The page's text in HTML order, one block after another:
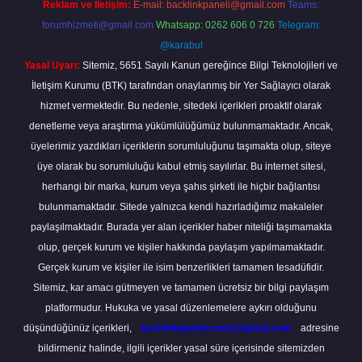
Reklam ve İletişim: E-mail: backlinkpaneli@gmail.com Teams:
forumhizmeti@gmail.com Whatsapp: 0262 606 0 726 Telegram:
@karabul
Yasal Uyarı: Sitemiz, 5651 Sayılı Kanun gereğince Bilgi Teknolojileri ve
İletişim Kurumu (BTK) tarafından onaylanmış bir Yer Sağlayıcı olarak
hizmet vermektedir. Bu nedenle, sitedeki içerikleri proaktif olarak
denetleme veya araştırma yükümlülüğümüz bulunmamaktadır. Ancak,
üyelerimiz yazdıkları içeriklerin sorumluluğunu taşımakta olup, siteye
üye olarak bu sorumluluğu kabul etmiş sayılırlar. Bu internet sitesi,
herhangi bir marka, kurum veya şahıs şirketi ile hiçbir bağlantısı
bulunmamaktadır. Sitede yalnızca kendi hazırladığımız makaleler
paylaşılmaktadır. Burada yer alan içerikler haber niteliği taşımamakta
olup, gerçek kurum ve kişiler hakkında paylaşım yapılmamaktadır.
Gerçek kurum ve kişiler ile isim benzerlikleri tamamen tesadüfidir.
Sitemiz, kar amacı gütmeyen ve tamamen ücretsiz bir bilgi paylaşım
platformudur. Hukuka ve yasal düzenlemelere aykırı olduğunu
düşündüğünüz içerikleri,
backlinkpanelicomtr@gmail.com
adresine
bildirmeniz halinde, ilgili içerikler yasal süre içerisinde sitemizden